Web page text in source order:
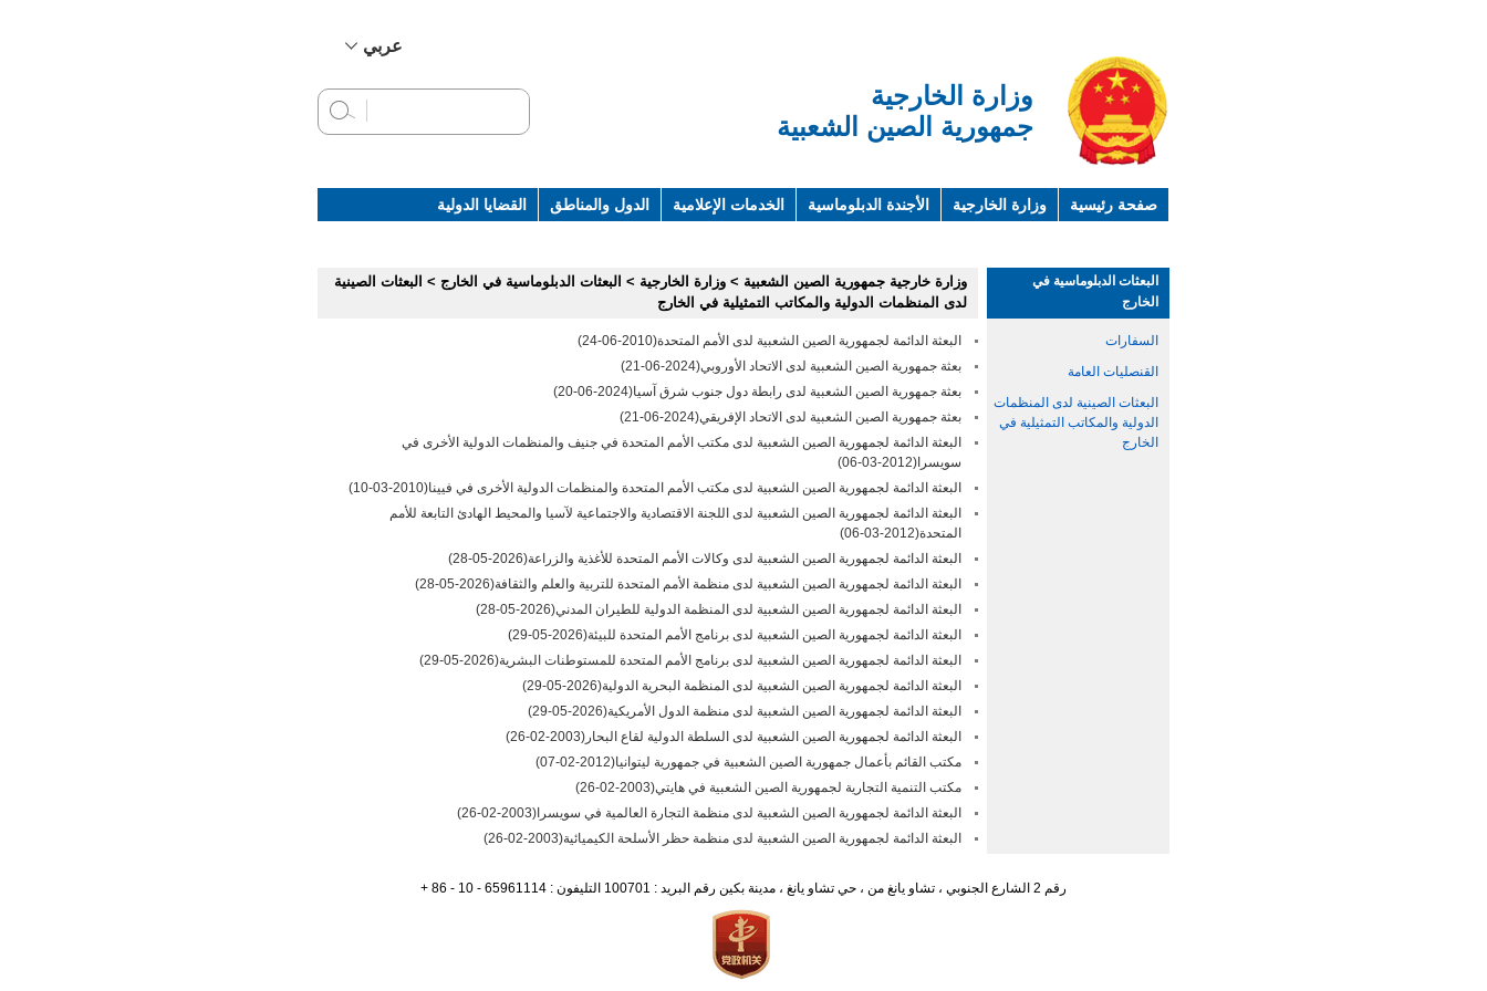
عربي
English
وزارة الخارجية
جمهورية الصين الشعبية
صفحة رئيسية وزارة الخارجية الأجندة الدبلوماسية الخدمات الإعلامية الدول والمناطق
القضايا الدولية
البعثات الدبلوماسية في
الخارج
السفارات
القنصليات العامة
البعثات الصينية لدى المنظمات
الدولية والمكاتب التمثيلية في
الخارج
وزارة خارجية جمهورية الصين الشعبية > وزارة الخارجية > البعثات الدبلوماسية في الخارج > البعثات الصينية
لدى المنظمات الدولية والمكاتب التمثيلية في الخارج
البعثة الدائمة لجمهورية الصين الشعبية لدى الأمم المتحدة(2010-06-24)
بعثة جمهورية الصين الشعبية لدى الاتحاد الأوروبي(2024-06-21)
بعثة جمهورية الصين الشعبية لدى رابطة دول جنوب شرق آسيا(2024-06-20)
بعثة جمهورية الصين الشعبية لدى الاتحاد الإفريقي(2024-06-21)
البعثة الدائمة لجمهورية الصين الشعبية لدى مكتب الأمم المتحدة في جنيف والمنظمات الدولية الأخرى في
سويسرا (2012-03-06)
البعثة الدائمة لجمهورية الصين الشعبية لدى مكتب الأمم المتحدة والمنظمات الدولية الأخرى في فيينا(2010-03-10)
البعثة الدائمة لجمهورية الصين الشعبية لدى اللجنة الاقتصادية والاجتماعية لآسيا والمحيط الهادئ التابعة للأمم
المتحدة(2012-03-06)
البعثة الدائمة لجمهورية الصين الشعبية لدى وكالات الأمم المتحدة للأغذية والزراعة(2026-05-28)
البعثة الدائمة لجمهورية الصين الشعبية لدى منظمة الأمم المتحدة للتربية والعلم والثقافة(2026-05-28)
البعثة الدائمة لجمهورية الصين الشعبية لدى المنظمة الدولية للطيران المدني(2026-05-28)
البعثة الدائمة لجمهورية الصين الشعبية لدى برنامج الأمم المتحدة للبيئة(2026-05-29)
البعثة الدائمة لجمهورية الصين الشعبية لدى برنامج الأمم المتحدة للمستوطنات البشرية(2026-05-29)
البعثة الدائمة لجمهورية الصين الشعبية لدى المنظمة البحرية الدولية(2026-05-29)
البعثة الدائمة لجمهورية الصين الشعبية لدى منظمة الدول الأمريكية(2026-05-29)
البعثة الدائمة لجمهورية الصين الشعبية لدى السلطة الدولية لقاع البحار (2003-02-26)
مكتب القائم بأعمال جمهورية الصين الشعبية في جمهورية ليتوانيا(2012-02-07)
مكتب التنمية التجارية لجمهورية الصين الشعبية في هايتي(2003-02-26)
البعثة الدائمة لجمهورية الصين الشعبية لدى منظمة التجارة العالمية في سويسرا (2003-02-26)
البعثة الدائمة لجمهورية الصين الشعبية لدى منظمة حظر الأسلحة الكيميائية(2003-02-26)
رقم 2 الشارع الجنوبي ، تشاو يانغ من ، حي تشاو يانغ ، مدينة بكين رقم البريد : 100701 التليفون : 65961114 - 10 - 86 +